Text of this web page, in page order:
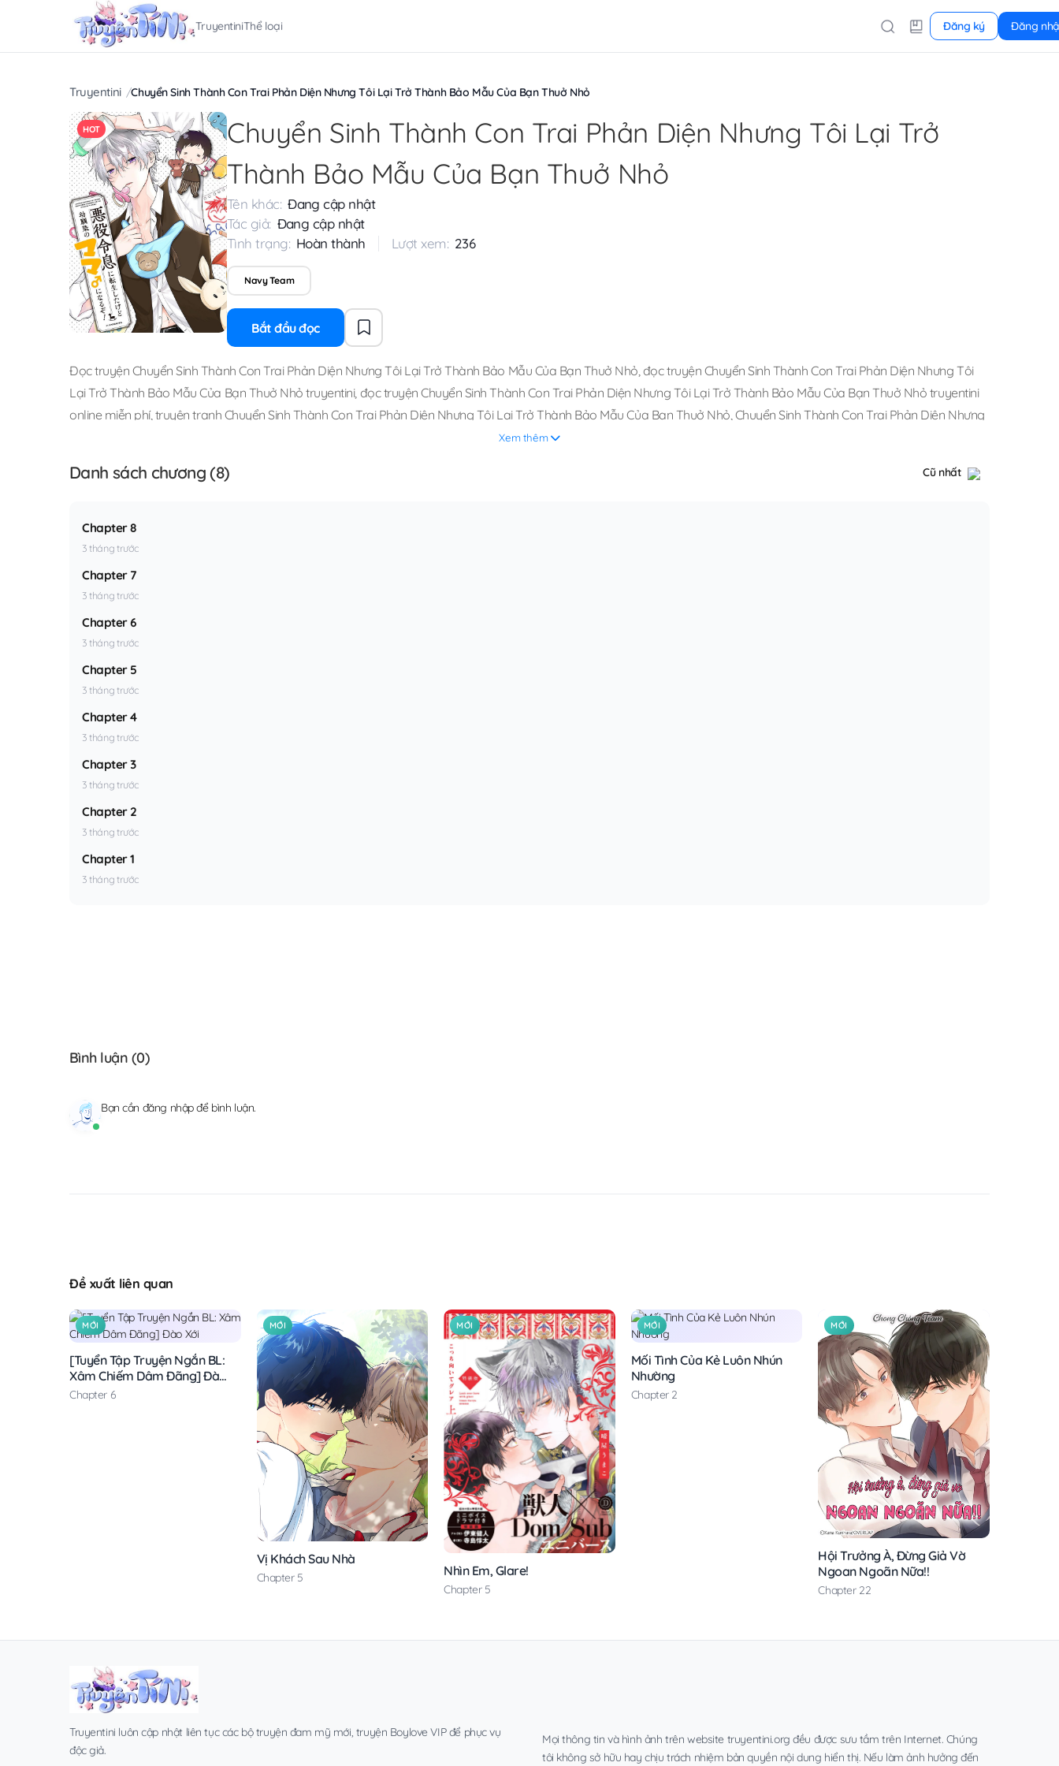
TruyentiniThể loại Đăng ký Đăng
Truyentini Chuyển Sinh Thành Con Trai Phản Diện Nhưng Tôi Lại Trở Thành Bảo Mẫu Của Bạn Thuở Nhỏ
HOT
Chuyển Sinh Thành Con Trai Phản Diện Nhưng Tôi Lại Trở
Thành Bảo Mẫu Của Bạn Thuở Nhỏ
Tên khác: Đang cập nhật
Tác giả: Đang cập nhật
Tình trạng: Hoàn thành Lượt xem: 236
Navy Team
Bắt đầu đọc
Đọc truyện Chuyển Sinh Thành Con Trai Phản Diện Nhưng Tôi Lại Trở Thành Bảo Mẫu Của Bạn Thuở Nhỏ,đọc truyện Chuyển Sinh Thành Con Trai Phản Diện Nhưng Tôi
Lại Trở Thành Bảo Mẫu Của Bạn Thuở Nhỏ truyentini, đọc truyện Chuyển Sinh Thành Con Trai Phản Diện Nhưng Tôi Lại Trở Thành Bảo Mẫu Của Bạn Thuở Nhỏ truyentini
online miễn phí,truyện tranh Chuyển Sinh Thành Con Trai Phản Diện Nhưng Tôi Lại Trở Thành Bảo Mẫu Của Bạn Thuở Nhỏ,Chuyển Sinh Thành Con Trai Phản Diện Nhưng
Chuyển Sinh Thành Con Trai Phản Diện Nhưng Tôi Lại Trở Thành Bảo Mẫu Của Bạn Thuở Nhỏ bl
Xem thêm
Danh sách chương (8) Cũ nhất
Chapter 8
3 tháng trước
Chapter 7
3 tháng trước
Chapter 6
3 tháng trước
Chapter 5
3 tháng trước
Chapter 4
3 tháng trước
Chapter 3
3 tháng trước
Chapter 2
3 tháng trước
Chapter 1
3 tháng trước
Bình luận (0)
Bạn cần đăng nhậpđể bình luận.
Đề xuất liên quan
MỚI
[Tuyển Tập Truyện Ngắn BL:
Xâm Chiếm Dâm Đãng] Đào
Xới
Chapter 6
MỚI
Vị Khách Sau Nhà
Chapter 5
MỚI
Nhìn Em, Glare!
Chapter 5
MỚI
Mối Tình Của Kẻ Luôn Nhún
Nhường
Chapter 2
MỚI
Hội Trưởng À, Đừng Giả Vờ
Ngoan Ngoãn Nữa!!
Chapter 22
Truyentini luôn cập nhật liên tục các bộ truyện đam mỹ mới, truyện Boylove VIP để phục vụ
độc giả.
Mọi thông tin và hình ảnh trên website truyentini.org đều được sưu tầm trên Internet. Chúng
tôi không sở hữu hay chịu trách nhiệm bản quyền nội dung hiển thị. Nếu làm ảnh hưởng đến